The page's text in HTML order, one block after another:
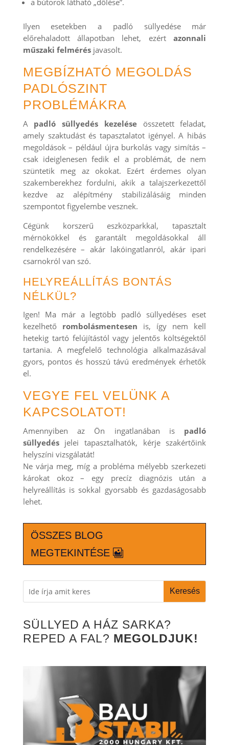
a bútorok látható „dőlése”.
Ilyen esetekben a padló süllyedése már
előrehaladott állapotban lehet, ezértazonnali
műszaki felmérésjavasolt.
MEGBÍZHATÓ MEGOLDÁS
PADLÓSZINT
PROBLÉMÁKRA
A padló süllyedés kezeléseösszetett feladat,
amely szaktudást és tapasztalatot igényel. A hibás
megoldások – például újra burkolás vagy simítás –
csak ideiglenesen fedik el a problémát, de nem
szüntetik meg az okokat. Ezért érdemes olyan
szakemberekhez fordulni, akik a talajszerkezettől
kezdve az alépítmény stabilizálásáig minden
szempontot figyelembe vesznek.
Cégünk korszerű eszközparkkal, tapasztalt
mérnökökkel és garantált megoldásokkal áll
rendelkezésére – akár lakóingatlanról, akár ipari
csarnokról van szó.
HELYREÁLLÍTÁS BONTÁS
NÉLKÜL?
Igen! Ma már a legtöbb padló süllyedéses eset
kezelhető rombolásmentesen is, így nem kell
hetekig tartó felújítástól vagy jelentős költségektől
tartania. A megfelelő technológia alkalmazásával
gyors, pontos és hosszú távú eredmények érhetők
el.
VEGYE FEL VELÜNK A
KAPCSOLATOT!
Amennyiben az Ön ingatlanában is padló
süllyedésjelei tapasztalhatók, kérje szakértőink
helyszíni vizsgálatát!
Ne várja meg, míg a probléma mélyebb szerkezeti
károkat okoz – egy precíz diagnózis után a
helyreállítás is sokkal gyorsabb és gazdaságosabb
lehet.
ÖSSZES BLOG
MEGTEKINTÉSE
SÜLLYED A HÁZ SARKA?
REPED A FAL? MEGOLDJUK!